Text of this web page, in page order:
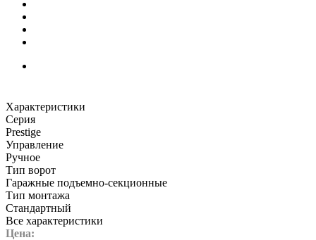
Характеристики
Серия
Prestige
Управление
Ручное
Тип ворот
Гаражные подъемно-секционные
Тип монтажа
Стандартный
Все характеристики
Цена: